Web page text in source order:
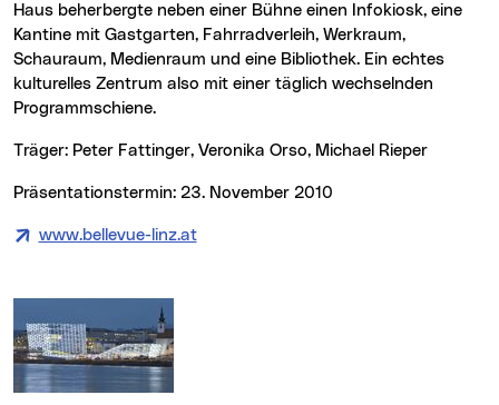
Haus beherbergte neben einer Bühne einen Infokiosk, eine
Kantine mit Gastgarten, Fahrradverleih, Werkraum,
Schauraum, Medienraum und eine Bibliothek. Ein echtes
kulturelles Zentrum also mit einer täglich wechselnden
Programmschiene.
Träger: Peter Fattinger, Veronika Orso, Michael Rieper
Präsentationstermin: 23. November 2010
www.bellevue-linz.at(neues Fenster)